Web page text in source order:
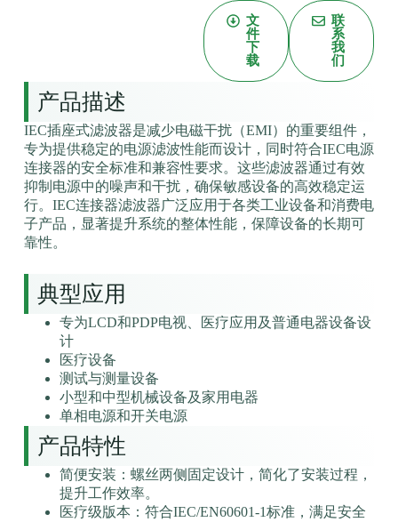
文
件
下
载
联
系
我
们
产品描述
IEC插座式滤波器是减少电磁干扰（EMI）的重要组件，
专为提供稳定的电源滤波性能而设计，同时符合IEC电源
连接器的安全标准和兼容性要求。这些滤波器通过有效
抑制电源中的噪声和干扰，确保敏感设备的高效稳定运
行。IEC连接器滤波器广泛应用于各类工业设备和消费电
子产品，显著提升系统的整体性能，保障设备的长期可
靠性。
典型应用
专为LCD和PDP电视、医疗应用及普通电器设备设
计
医疗设备
测试与测量设备
小型和中型机械设备及家用电器
单相电源和开关电源
产品特性
简便安装：螺丝两侧固定设计，简化了安装过程，
提升工作效率。
医疗级版本：符合IEC/EN60601-1标准，满足安全